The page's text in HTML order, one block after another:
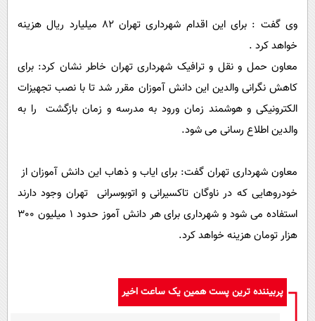
فرهنگی
اجتماعی
حیات وحش
وی گفت : برای این اقدام شهرداری تهران 82 میلیارد ریال هزینه
خواهد کرد .
معاون حمل و نقل و ترافیک شهرداری تهران خاطر نشان کرد: برای
کاهش نگرانی والدین این دانش آموزان مقرر شد تا با نصب تجهیزات
الکترونیکی و هوشمند زمان ورود به مدرسه و زمان بازگشت را به
والدین اطلاع رسانی می شود.
معاون شهرداری تهران گفت: برای ایاب و ذهاب این دانش آموزان از
خودروهایی که در ناوگان تاکسیرانی و اتوبوسرانی تهران وجود دارند
استفاده می شود و شهرداری برای هر دانش آموز حدود 1 میلیون 300
هزار تومان هزینه خواهد کرد.
پربیننده ترین پست همین یک ساعت اخیر